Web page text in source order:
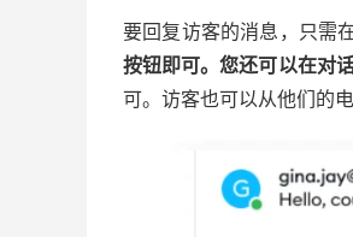
要回复访客的消息，只需
按钮即可。您还可以在对
可。访客也可以从他们的